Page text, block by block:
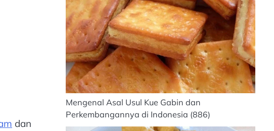
dan
Mengenal Asal Usul Kue Gabin dan
Perkembangannya di Indonesia (886)